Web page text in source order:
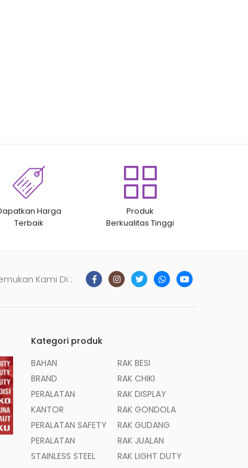
Harga
Terbaik
Produk
Berkualitas Tinggi
Kami Di :
Kategori produk
BAHAN
BRAND
PERALATAN
KANTOR
PERALATAN SAFETY
PERALATAN
STAINLESS STEEL
RAK BESI
RAK CHIKI
RAK DISPLAY
RAK GONDOLA
RAK GUDANG
RAK JUALAN
RAK LIGHT DUTY